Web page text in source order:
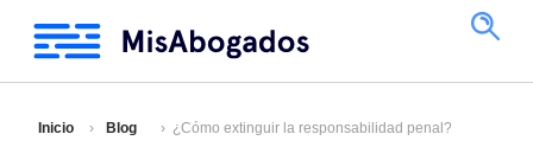
Inicio Blog ¿Cómo extinguir la responsabilidad penal?